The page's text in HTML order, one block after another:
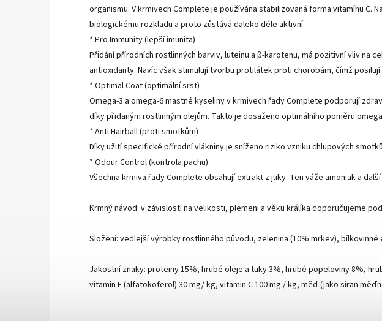
organismu. V krmivech Complete je používána stabilizovaná forma vitamínu
biologickému rozkladu a proto zůstává daleko déle aktivní.
* Pro Immunity (lepší imunita)
Přidání přírodních rostlinných barviv, luteinu a β-karotenu, má pozitivní vliv na
antioxidanty. Navíc však stimulují tvorbu protilátek proti chorobám, čímž
* Optimal Coat (optimální srst)
Omega-3 a omega-6 mastné kyseliny v krmivech řady Complete podporují
díky přidaným rostlinným olejům. Takto je dosaženo optimálního poměru
* Anti Hairball (proti smotkům)
Díky užití specifické přírodní vlákniny je sníženo riziko vzniku chlupových
* Odour Control (kontrola pachu)
Všechna krmiva řady Complete obsahují extrakt z juky. Ten váže amoniak a
Krmný návod: v závislosti na velikosti, plemeni a věku králíka doporučujeme
Složení: vedlejší výrobky rostlinného původu, zelenina (10% mrkev),
Jakostní znaky: proteiny 15%, hrubé oleje a tuky 3%, hrubé popeloviny 8%,
vitamin E (alfatokoferol) 30 mg/ kg, vitamin C 100 mg / kg, měď (jako síran